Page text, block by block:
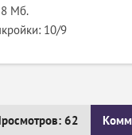
Мб.
10/9
62